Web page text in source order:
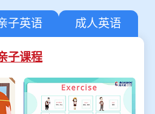
子英语 成人英语
子课程